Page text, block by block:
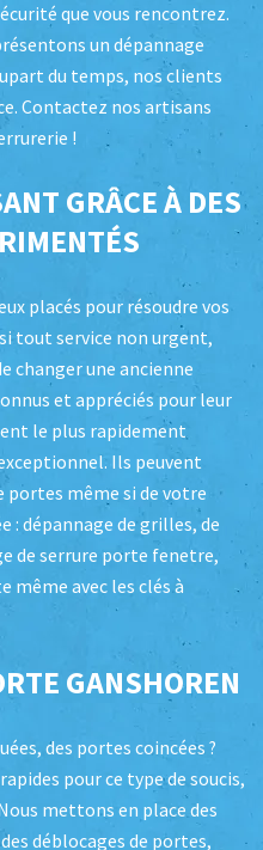
que vous rencontrez.
un dépannage
du temps, nos clients
Contactez nos artisans
!
GRÂCE À DES
placés pour résoudre vos
tout service non urgent,
changer une ancienne
et appréciés pour leur
le plus rapidement
Ils peuvent
même si de votre
: dépannage de grilles, de
de serrure porte fenetre,
même avec les clés à
GANSHOREN
des portes coincées ?
pour ce type de soucis,
mettons en place des
déblocages de portes,